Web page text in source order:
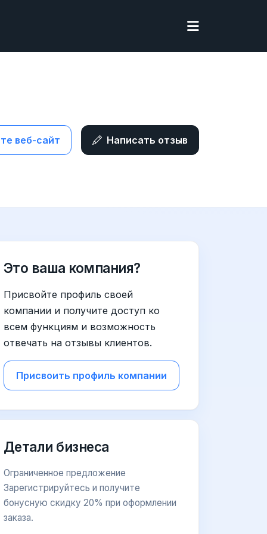
веб-сайт Написать отзыв
Это ваша компания?
Присвойте профиль своей
компании и получите доступ ко
всем функциям и возможность
отвечать на отзывы клиентов.
Присвоить профиль компании
Детали бизнеса
Ограниченное предложение
Зарегистрируйтесь и получите
бонусную скидку 20% при оформлении
заказа.